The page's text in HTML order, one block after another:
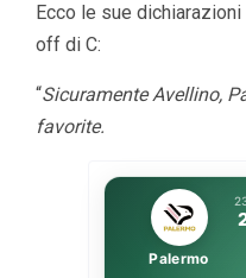
Ecco le sue
off di C:
“Sicuramente Avellino,
favorite.
Palermo